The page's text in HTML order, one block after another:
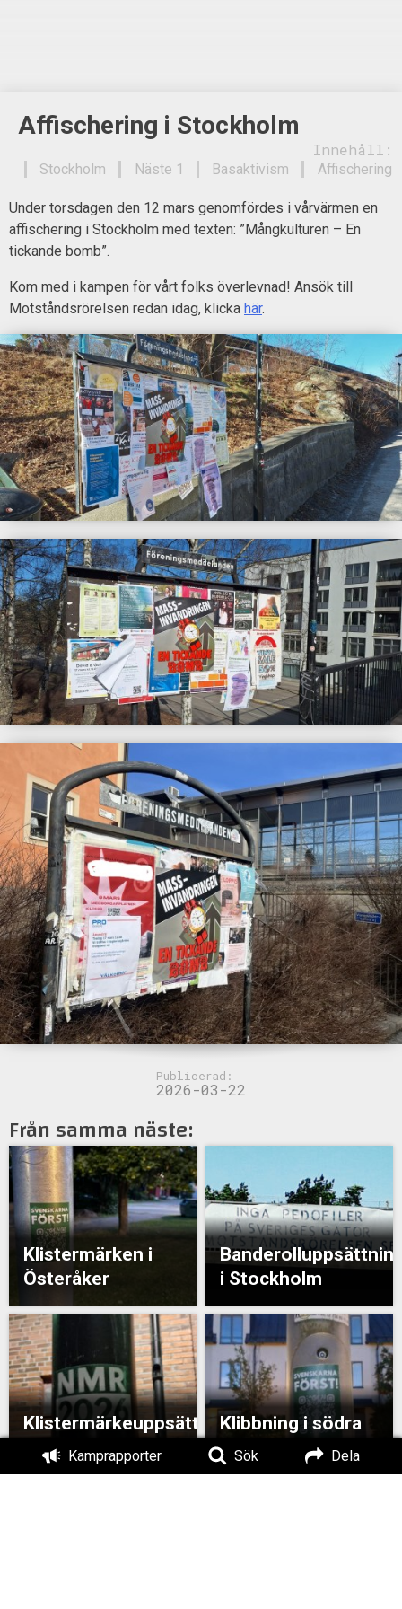
Kamprapporter Sök Dela
Affischering i Stockholm
Innehåll:
Affischering
Basaktivism
Näste 1
Stockholm
Under torsdagen den 12 mars genomfördes i vårvärmen en
affischering i Stockholm med texten: ”Mångkulturen – En
tickande bomb”.
Kom med i kampen för vårt folks överlevnad! Ansök till
Motståndsrörelsen redan idag, klicka här.
Publicerad:
2026-03-22
Från samma näste:
Klistermärken i
Österåker
i Stockholm
Klistermärkeuppsättning
i Stockholm
Klibbning i södra
Stockholm